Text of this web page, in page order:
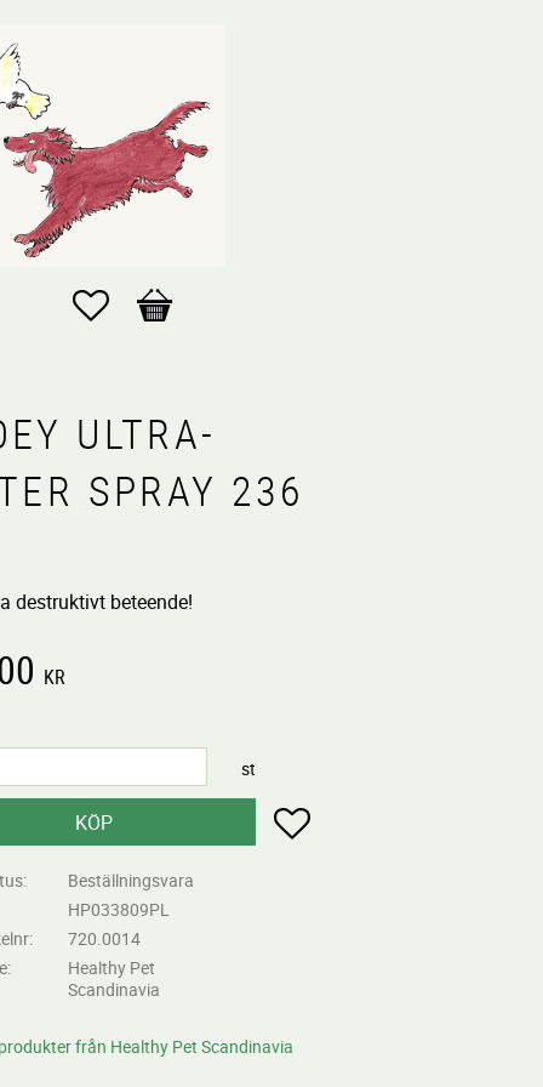
Favoriter
Kundvagn
ULTRA-
SPRAY 236
destruktivt beteende!
KR
st
KÖP Lägg till i favoriter
Beställningsvara
HP033809PL
720.0014
Healthy Pet
Scandinavia
från Healthy Pet Scandinavia